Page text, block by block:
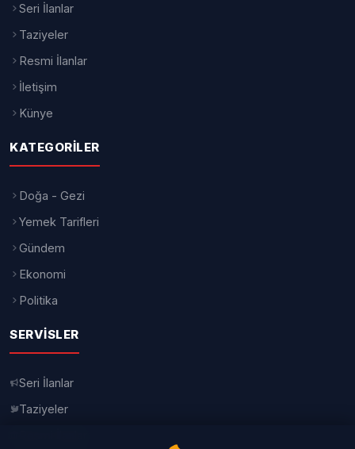
Seri İlanlar
Taziyeler
Resmi İlanlar
İletişim
Künye
KATEGORILER
Doğa - Gezi
Yemek Tarifleri
Gündem
Ekonomi
Politika
SERVISLER
Seri İlanlar
Taziyeler